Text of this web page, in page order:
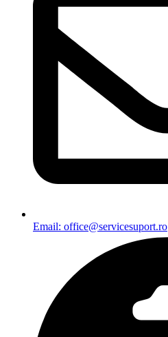
Email: office@servicesuport.ro